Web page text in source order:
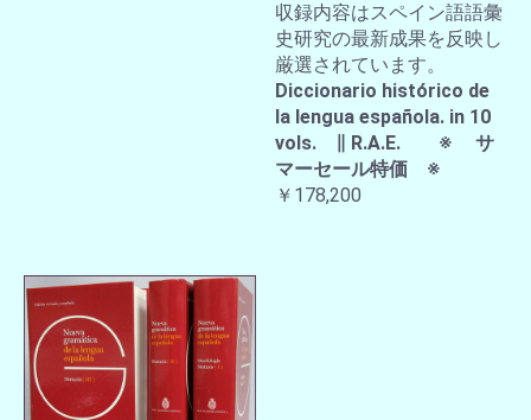
収録内容はスペイン語語彙
史研究の最新成果を反映し
厳選されています。
Diccionario histórico de
la lengua española. in 10
vols. ∥ R.A.E. ※ サ
マーセール特価 ※
￥178,200